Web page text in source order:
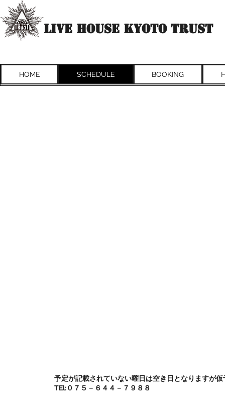
​LIVE HOUSE KYOTO TRUST
HOME SCHEDULE BOOKING
予定が記載されていない曜日は空き日となりますが
​TEl:０７５－６４４－７９８８